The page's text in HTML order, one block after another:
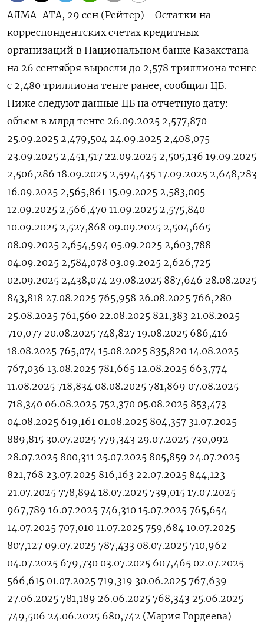
АЛМА-АТА, 29 сен (Рейтер) - Остатки на
корреспондентских счетах кредитных
организаций в Национальном банке Казахстана
на 26 сентября выросли до 2,578 триллиона тенге
с 2,480 триллиона тенге ранее, сообщил ЦБ.
Ниже следуют данные ЦБ на отчетную дату:
объем в млрд тенге 26.09.2025 2,577,870
25.09.2025 2,479,504 24.09.2025 2,408,075
23.09.2025 2,451,517 22.09.2025 2,505,136 19.09.2025
2,506,286 18.09.2025 2,594,435 17.09.2025 2,648,283
16.09.2025 2,565,861 15.09.2025 2,583,005
12.09.2025 2,566,470 11.09.2025 2,575,840
10.09.2025 2,527,868 09.09.2025 2,504,665
08.09.2025 2,654,594 05.09.2025 2,603,788
04.09.2025 2,584,078 03.09.2025 2,626,725
02.09.2025 2,438,074 29.08.2025 887,646 28.08.2025
843,818 27.08.2025 765,958 26.08.2025 766,280
25.08.2025 761,560 22.08.2025 821,383 21.08.2025
710,077 20.08.2025 748,827 19.08.2025 686,416
18.08.2025 765,074 15.08.2025 835,820 14.08.2025
767,036 13.08.2025 781,665 12.08.2025 663,774
11.08.2025 718,834 08.08.2025 781,869 07.08.2025
718,340 06.08.2025 752,370 05.08.2025 853,473
04.08.2025 619,161 01.08.2025 804,357 31.07.2025
889,815 30.07.2025 779,343 29.07.2025 730,092
28.07.2025 800,311 25.07.2025 805,859 24.07.2025
821,768 23.07.2025 816,163 22.07.2025 844,123
21.07.2025 778,894 18.07.2025 739,015 17.07.2025
967,789 16.07.2025 746,310 15.07.2025 765,654
14.07.2025 707,010 11.07.2025 759,684 10.07.2025
807,127 09.07.2025 787,433 08.07.2025 710,962
04.07.2025 679,730 03.07.2025 607,465 02.07.2025
566,615 01.07.2025 719,319 30.06.2025 767,639
27.06.2025 781,189 26.06.2025 768,343 25.06.2025
749,506 24.06.2025 680,742 (Мария Гордеева)